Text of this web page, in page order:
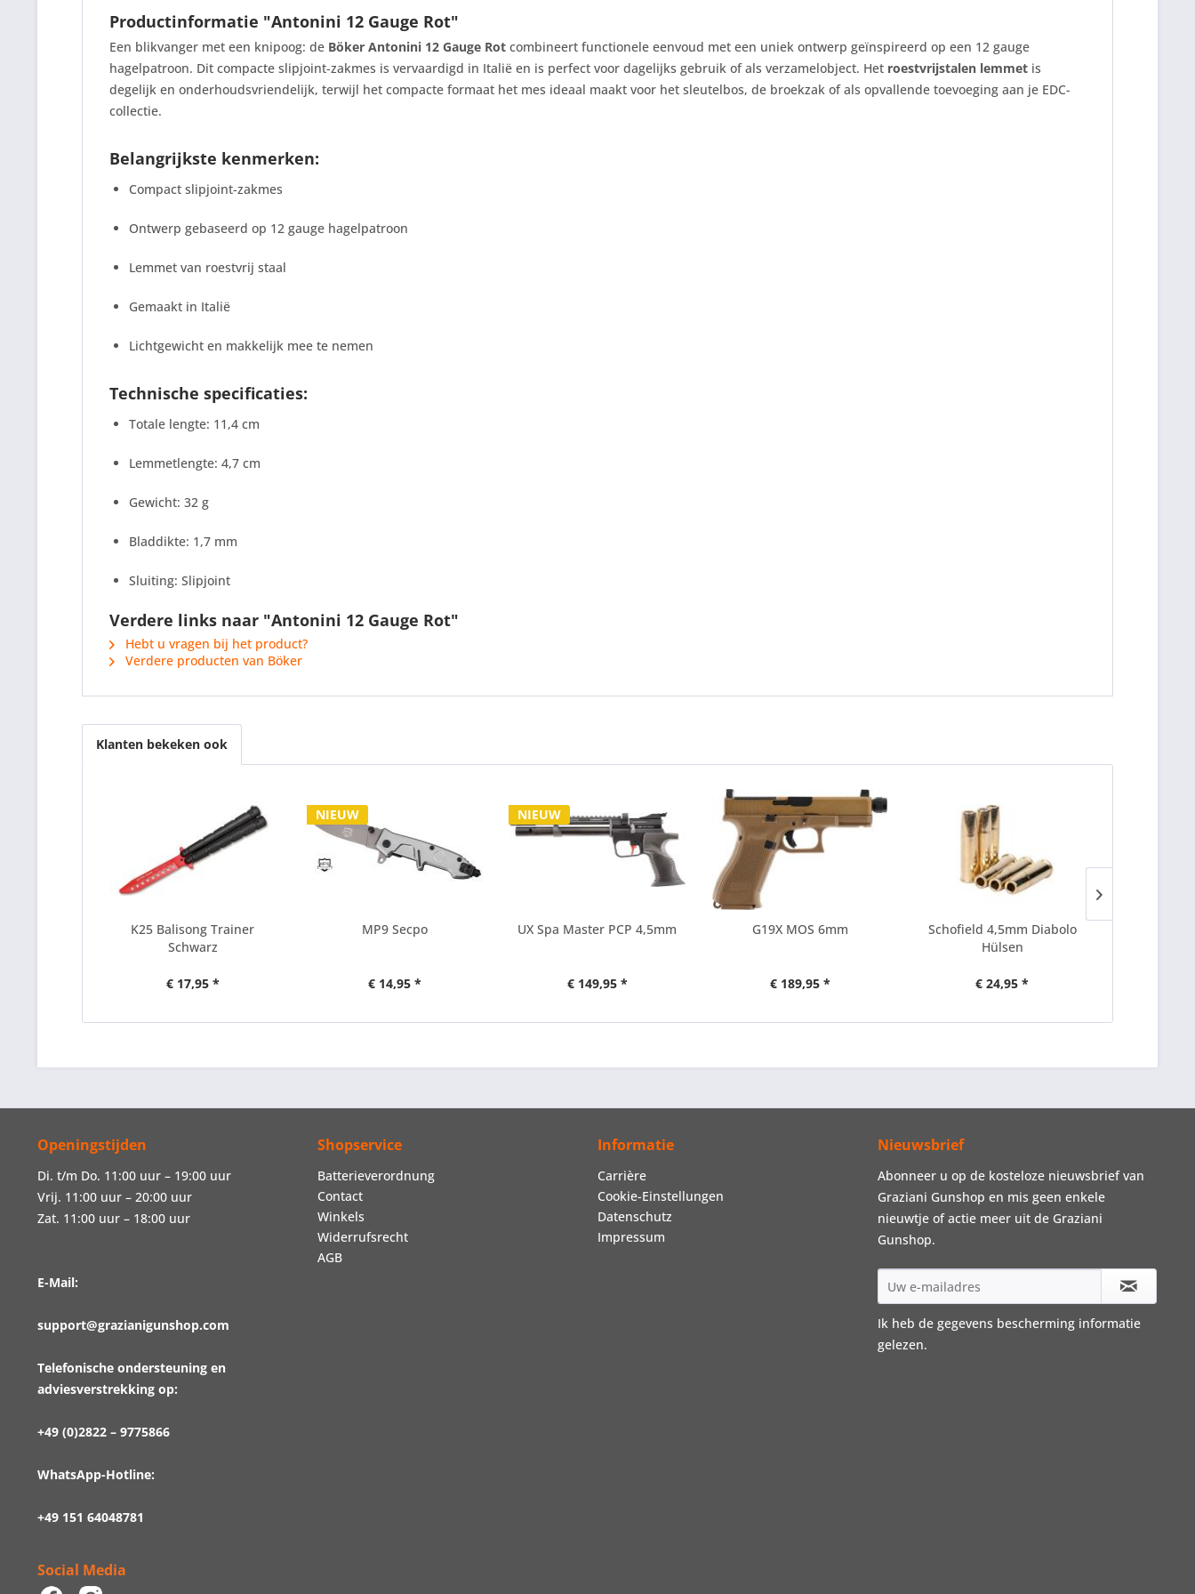
Productinformatie "Antonini 12 Gauge Rot"
Een blikvanger met een knipoog: de Böker Antonini 12 Gauge Rot combineert functionele eenvoud met een uniek ontwerp geïnspireerd op een 12 gauge
hagelpatroon. Dit compacte slipjoint-zakmes is vervaardigd in Italië en is perfect voor dagelijks gebruik of als verzamelobject. Het roestvrijstalen lemmet is
degelijk en onderhoudsvriendelijk, terwijl het compacte formaat het mes ideaal maakt voor het sleutelbos, de broekzak of als opvallende toevoeging aan je EDC-
collectie.
Belangrijkste kenmerken:
Compact slipjoint-zakmes
Ontwerp gebaseerd op 12 gauge hagelpatroon
Lemmet van roestvrij staal
Gemaakt in Italië
Lichtgewicht en makkelijk mee te nemen
Technische specificaties:
Totale lengte: 11,4 cm
Lemmetlengte: 4,7 cm
Gewicht: 32 g
Bladdikte: 1,7 mm
Sluiting: Slipjoint
Verdere links naar "Antonini 12 Gauge Rot"
Hebt u vragen bij het product?
Verdere producten van Böker
Klanten bekeken ook
K25 Balisong Trainer
Schwarz
€ 17,95 *
NIEUW
MP9 Secpo
€ 14,95 *
NIEUW
UX Spa Master PCP 4,5mm
€ 149,95 *
G19X MOS 6mm
€ 189,95 *
Schofield 4,5mm Diabolo
Hülsen
€ 24,95 *
Openingstijden
Di. t/m Do. 11:00 uur – 19:00 uur
Vrij. 11:00 uur – 20:00 uur
Zat. 11:00 uur – 18:00 uur
E-Mail:
support@grazianigunshop.com
Telefonische ondersteuning en
adviesverstrekking op:
+49 (0)2822 – 9775866
WhatsApp-Hotline:
+49 151 64048781
Social Media
Shopservice
Batterieverordnung
Contact
Winkels
Widerrufsrecht
AGB
Informatie
Carrière
Cookie-Einstellungen
Datenschutz
Impressum
Nieuwsbrief
Abonneer u op de kosteloze nieuwsbrief van
Graziani Gunshop en mis geen enkele
nieuwtje of actie meer uit de Graziani
Gunshop.
Ik heb de gegevens bescherming informatie
gelezen.